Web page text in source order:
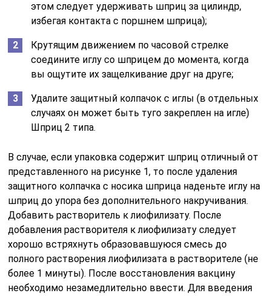
этом следует удерживать шприц за цилиндр,
избегая контакта с поршнем шприца);
Крутящим движением по часовой стрелке
соедините иглу со шприцем до момента, когда
вы ощутите их защелкивание друг на друге;
Удалите защитный колпачок с иглы (в отдельных
случаях он может быть туго закреплен на игле)
Шприц 2 типа.
В случае, если упаковка содержит шприц отличный от
представленного на рисунке 1, то после удаления
защитного колпачка с носика шприца наденьте иглу на
шприц до упора без дополнительного накручивания.
Добавить растворитель к лиофилизату. После
добавления растворителя к лиофилизату следует
хорошо встряхнуть образовавшуюся смесь до
полного растворения лиофилизата в растворителе (не
более 1 минуты). После восстановления вакцину
необходимо незамедлительно ввести. Для введения